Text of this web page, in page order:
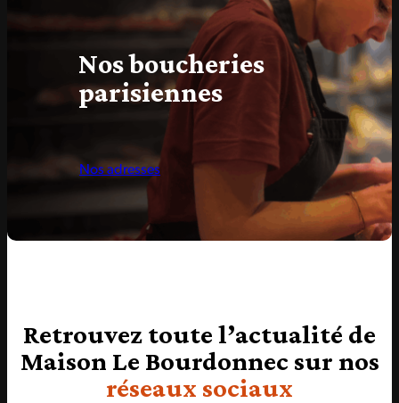
Nos boucheries
parisiennes
Nos adresses
Retrouvez toute l’actualité de
Maison Le Bourdonnec sur nos
réseaux sociaux